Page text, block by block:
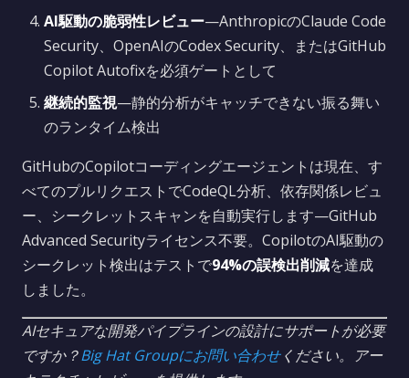
AI駆動の脆弱性レビュー—AnthropicのClaude Code
Security、OpenAIのCodex Security、またはGitHub
Copilot Autofixを必須ゲートとして
継続的監視—静的分析がキャッチできない振る舞い
のランタイム検出
GitHubのCopilotコーディングエージェントは現在、す
べてのプルリクエストでCodeQL分析、依存関係レビュ
ー、シークレットスキャンを自動実行します—GitHub
Advanced Securityライセンス不要。CopilotのAI駆動の
シークレット検出はテストで94%の誤検出削減を達成
しました。
AIセキュアな開発パイプラインの設計にサポートが必要
ですか？Big Hat Groupにお問い合わせください。アー